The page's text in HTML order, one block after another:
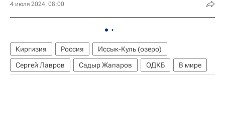
4 июля 2024, 08:00
Киргизия Россия
Иссык-Куль (озеро)
Сергей Лавров
Садыр Жапаров ОДКБ В мире